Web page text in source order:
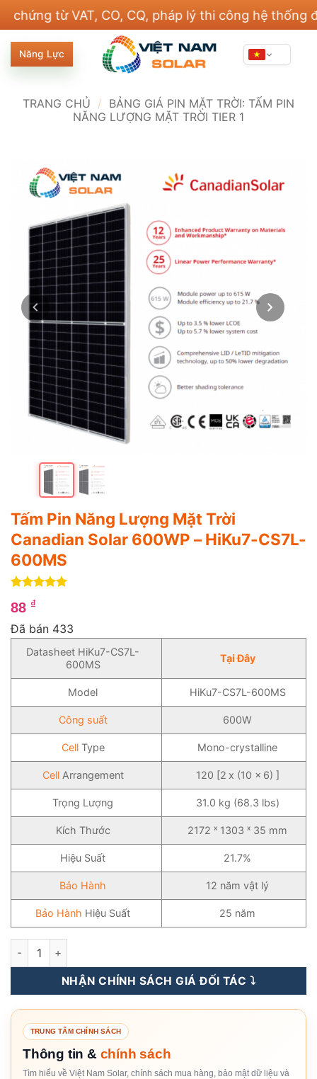
nội
dung
từ VAT, CO, CQ, pháp lý thi công hệ thống điện
Năng Lực
TRANG CHỦ / BẢNG GIÁ PIN MẶT TRỜI: TẤM PIN
NĂNG LƯỢNG MẶT TRỜI TIER 1
Tấm Pin Năng Lượng Mặt Trời
Canadian Solar 600WP – HiKu7-CS7L-
600MS
trên 5
dựa trên
88 ₫
Đã bán 433
Datasheet HiKu7-CS7L-
600MS
Tại Đây
Model HiKu7-CS7L-600MS
Công suất 600W
CellType Mono-crystalline
CellArrangement 120 [2 x (10 x 6) ]
Trọng Lượng 31.0 kg (68.3 lbs)
Kích Thước 2172 ˣ 1303 ˣ 35 mm
Hiệu Suất 21.7%
Bảo Hành 12 năm vật lý
Bảo Hành Hiệu Suất 25 năm
Tấm Pin Năng Lượng Mặt Trời Canadian Solar 600WP -
NHẬN CHÍNH SÁCH GIÁ ĐỐI TÁC ⤵️
TRUNG TÂM CHÍNH SÁCH
Thông tin & chính sách
Tìm hiểu về Việt Nam Solar, chính sách mua hàng, bảo mật dữ liệu và